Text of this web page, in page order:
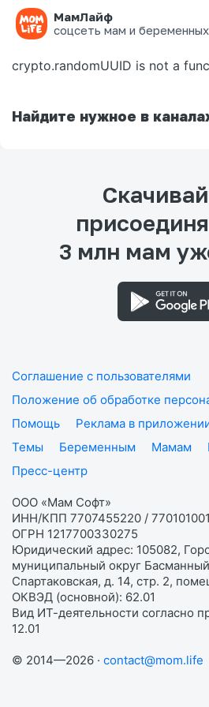
МамЛайф
соцсеть мам и беременных
Ошибка на странице
crypto.randomUUID is not a
Найдите нужное в
3 млн мам
Соглашение с пользователями
Положение об обработке
Помощь
Реклама в
Темы
Беременным Мамам
Пресс-центр
ООО «Мам Софт»
ИНН/КПП 7707455220 / 770101001
ОГРН 1217700330275
Юридический адрес: 105082,
муниципальный округ
Спартаковская, д. 14, стр. 2,
ОКВЭД (основной): 62.01
Вид ИТ-деятельности согласно
12.01
© 2014—2026 · contact@mom.life